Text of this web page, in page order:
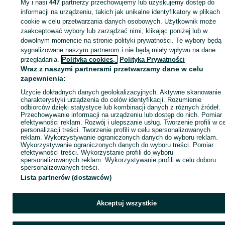
KATEGORIA
ID:1059544102 Wyświetlenia:
Zadzwoń / SMS
My i nasi447 partnerzy przechowujemy lub uzyskujemy dostęp do
informacji na urządzeniu, takich jak unikalne identyfikatory w plikach
cookie w celu przetwarzania danych osobowych. Użytkownik może
zaakceptować wybory lub zarządzać nimi, klikając poniżej lub w
dowolnym momencie na stronie polityki prywatności. Te wybory będą
sygnalizowane naszym partnerom i nie będą miały wpływu na dane
przeglądania. Polityka cookies, Polityka Prywatności
Wraz z naszymi partnerami przetwarzamy dane w celu
zapewnienia:
Użycie dokładnych danych geolokalizacyjnych. Aktywne skanowanie
charakterystyki urządzenia do celów identyfikacji. Rozumienie
odbiorców dzięki statystyce lub kombinacji danych z różnych źródeł.
Przechowywanie informacji na urządzeniu lub dostęp do nich. Pomiar
efektywności reklam. Rozwój i ulepszanie usług. Tworzenie profili w
personalizacji treści. Tworzenie profili w celu spersonalizowanych
reklam. Wykorzystywanie ograniczonych danych do wyboru reklam.
Wykorzystywanie ograniczonych danych do wyboru treści. Pomiar
efektywności treści. Wykorzystanie profili do wyboru
spersonalizowanych reklam. Wykorzystywanie profili w celu doboru
spersonalizowanych treści.
Lista partnerów (dostawców)
Akceptuj wszystkie